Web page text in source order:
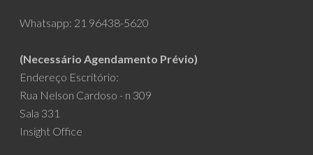
Whatsapp: 21 96438-5620
(Necessário Agendamento Prévio)
Endereço Escritório:
Rua Nelson Cardoso - n 309
Sala 331
Insight Office